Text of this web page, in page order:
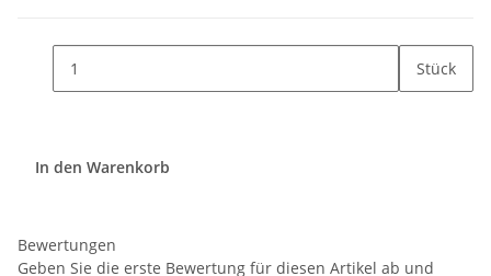
Stück
In den Warenkorb
Bewertungen
Geben Sie die erste Bewertung für diesen Artikel ab und